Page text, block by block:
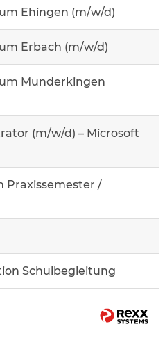
Ehingen (m/w/d)
Erbach (m/w/d)
Munderkingen
(m/w/d) – Microsoft
Praxissemester /
Schulbegleitung